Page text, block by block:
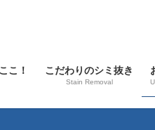
こ！ こだわりのシミ抜き
Stain Removal